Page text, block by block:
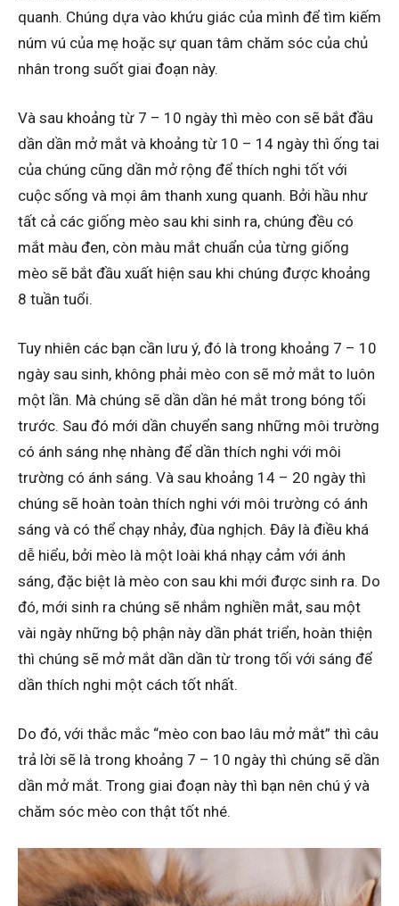
quanh. Chúng dựa vào khứu giác của mình để tìm kiếm
núm vú của mẹ hoặc sự quan tâm chăm sóc của chủ
nhân trong suốt giai đoạn này.
Và sau khoảng từ 7 – 10 ngày thì mèo con sẽ bắt đầu
dần dần mở mắt và khoảng từ 10 – 14 ngày thì ống tai
của chúng cũng dần mở rộng để thích nghi tốt với
cuộc sống và mọi âm thanh xung quanh. Bởi hầu như
tất cả các giống mèo sau khi sinh ra, chúng đều có
mắt màu đen, còn màu mắt chuẩn của từng giống
mèo sẽ bắt đầu xuất hiện sau khi chúng được khoảng
8 tuần tuổi.
Tuy nhiên các bạn cần lưu ý, đó là trong khoảng 7 – 10
ngày sau sinh, không phải mèo con sẽ mở mắt to luôn
một lần. Mà chúng sẽ dần dần hé mắt trong bóng tối
trước. Sau đó mới dần chuyển sang những môi trường
có ánh sáng nhẹ nhàng để dần thích nghi với môi
trường có ánh sáng. Và sau khoảng 14 – 20 ngày thì
chúng sẽ hoàn toàn thích nghi với môi trường có ánh
sáng và có thể chạy nhảy, đùa nghịch. Đây là điều khá
dễ hiểu, bởi mèo là một loài khá nhạy cảm với ánh
sáng, đặc biệt là mèo con sau khi mới được sinh ra. Do
đó, mới sinh ra chúng sẽ nhắm nghiền mắt, sau một
vài ngày những bộ phận này dần phát triển, hoàn thiện
thì chúng sẽ mở mắt dần dần từ trong tối với sáng để
dần thích nghi một cách tốt nhất.
Do đó, với thắc mắc “mèo con bao lâu mở mắt” thì câu
trả lời sẽ là trong khoảng 7 – 10 ngày thì chúng sẽ dần
dần mở mắt. Trong giai đoạn này thì bạn nên chú ý và
chăm sóc mèo con thật tốt nhé.